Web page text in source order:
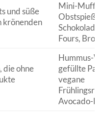
und süße
krönenden
Mini-
Obstspieße
Fours,
die ohne
Hummus-
gefüllte
vegane
Avocado-